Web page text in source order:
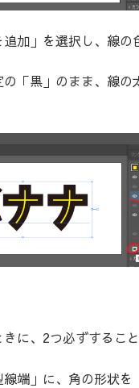
加」を選択し、線の
「黒」のまま、線の
に、2つ必ずすること
端」に、角の形状を